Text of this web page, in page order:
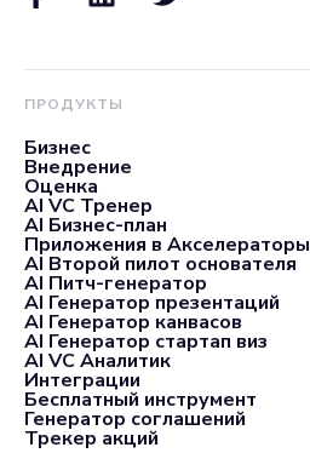
ПРОДУКТЫ
Бизнес
Внедрение
Оценка
AI VC Тренер
AI Бизнес-план
Приложения в Акселераторы
AI Второй пилот основателя
AI Питч-генератор
AI Генератор презентаций
AI Генератор канвасов
AI Генератор стартап виз
AI VC Аналитик
Интеграции
Бесплатный инструмент
Генератор соглашений
Трекер акций